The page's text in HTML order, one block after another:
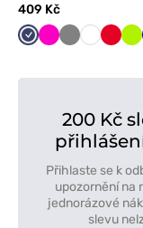
409 Kč
Námořnická
Malinová
ŠedáBílá
200 Kč
Přihlaste se k
upozornění na
jednorázové
slevu